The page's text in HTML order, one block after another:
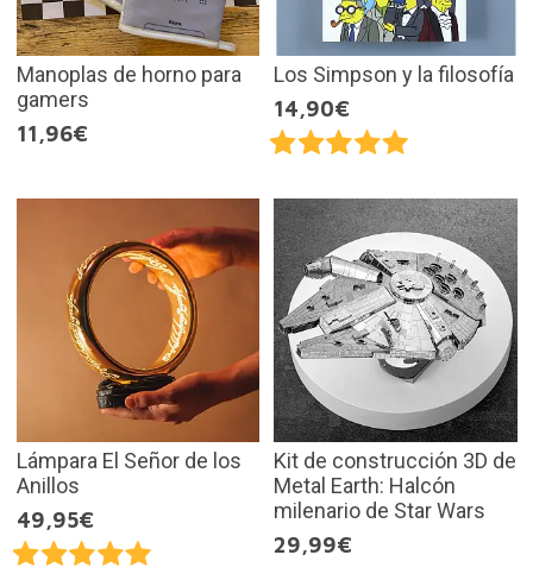
Manoplas de horno para
gamers
11,96€
Los Simpson y la filosofía
14,90€
Lámpara El Señor de los
Anillos
49,95€
Kit de construcción 3D de
Metal Earth: Halcón
milenario de Star Wars
29,99€